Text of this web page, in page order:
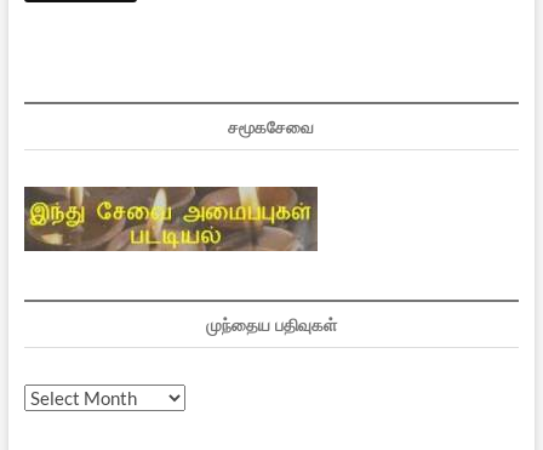
சமூகசேவை
முந்தைய பதிவுகள்
முந்தைய